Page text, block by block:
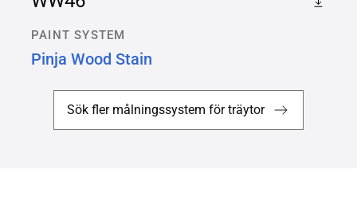
PAINT SYSTEM
Pinja Wood Stain
Sök fler målningssystem för träytor